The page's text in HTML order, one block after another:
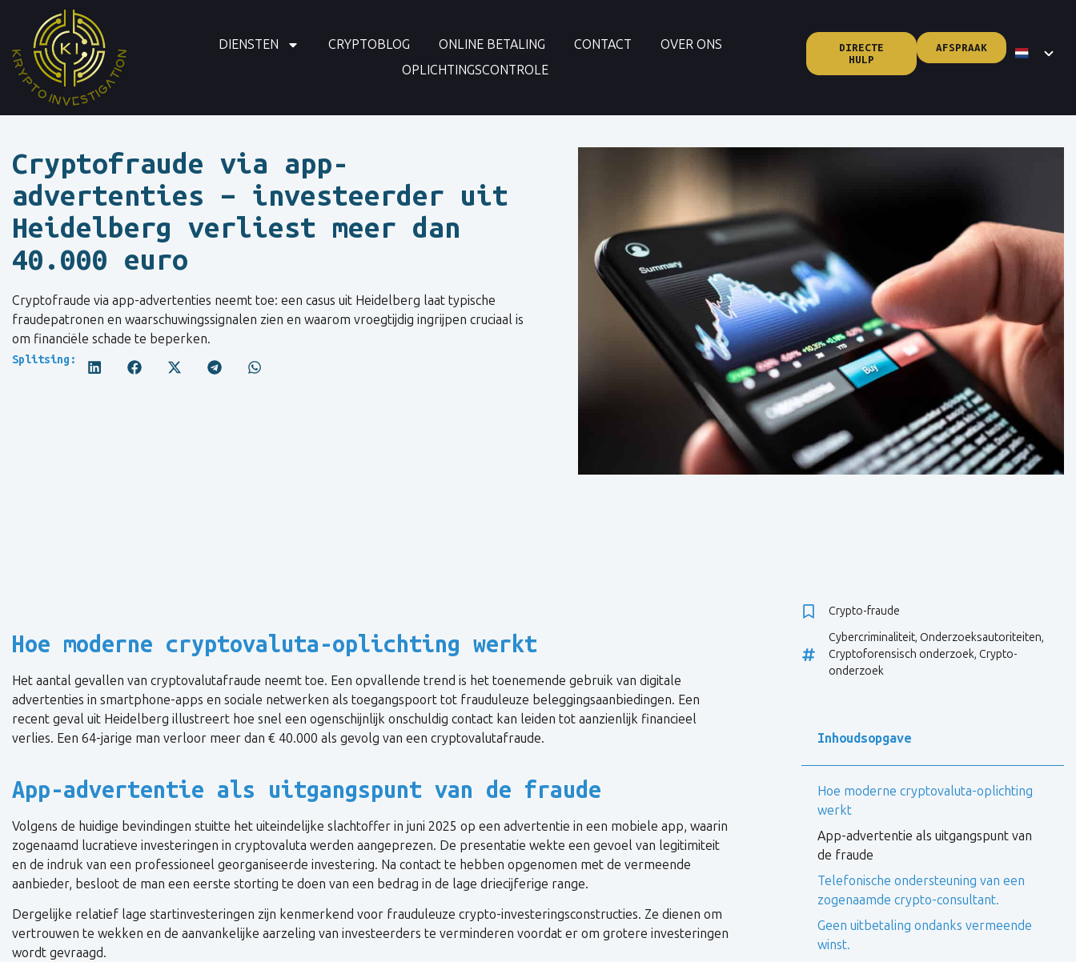
DIENSTEN CRYPTOBLOG ONLINE BETALING CONTACT
OVER ONS
OPLICHTINGSCONTROLE
DIRECTE
HULP
AFSPRAAK
Cryptofraude via app-
advertenties – investeerder uit
Heidelberg verliest meer dan
40.000 euro
Cryptofraude via app-advertenties neemt toe: een casus uit Heidelberg laat typische
fraudepatronen en waarschuwingssignalen zien en waarom vroegtijdig ingrijpen cruciaal is
om financiële schade te beperken.
Splitsing:
Hoe moderne cryptovaluta-oplichting werkt
Het aantal gevallen van cryptovalutafraude neemt toe. Een opvallende trend is het toenemende gebruik van digitale
advertenties in smartphone-apps en sociale netwerken als toegangspoort tot frauduleuze beleggingsaanbiedingen. Een
recent geval uit Heidelberg illustreert hoe snel een ogenschijnlijk onschuldig contact kan leiden tot aanzienlijk financieel
verlies. Een 64-jarige man verloor meer dan € 40.000 als gevolg van een cryptovalutafraude.
App-advertentie als uitgangspunt van de fraude
Volgens de huidige bevindingen stuitte het uiteindelijke slachtoffer in juni 2025 op een advertentie in een mobiele app, waarin
zogenaamd lucratieve investeringen in cryptovaluta werden aangeprezen. De presentatie wekte een gevoel van legitimiteit
en de indruk van een professioneel georganiseerde investering. Na contact te hebben opgenomen met de vermeende
aanbieder, besloot de man een eerste storting te doen van een bedrag in de lage driecijferige range.
Dergelijke relatief lage startinvesteringen zijn kenmerkend voor frauduleuze crypto-investeringsconstructies. Ze dienen om
vertrouwen te wekken en de aanvankelijke aarzeling van investeerders te verminderen voordat er om grotere investeringen
wordt gevraagd.
Crypto-fraude
Cybercriminaliteit, Onderzoeksautoriteiten,
Cryptoforensisch onderzoek, Crypto-
onderzoek
Inhoudsopgave
Hoe moderne cryptovaluta-oplichting
werkt
App-advertentie als uitgangspunt van
de fraude
Telefonische ondersteuning van een
zogenaamde crypto-consultant.
Geen uitbetaling ondanks vermeende
winst.